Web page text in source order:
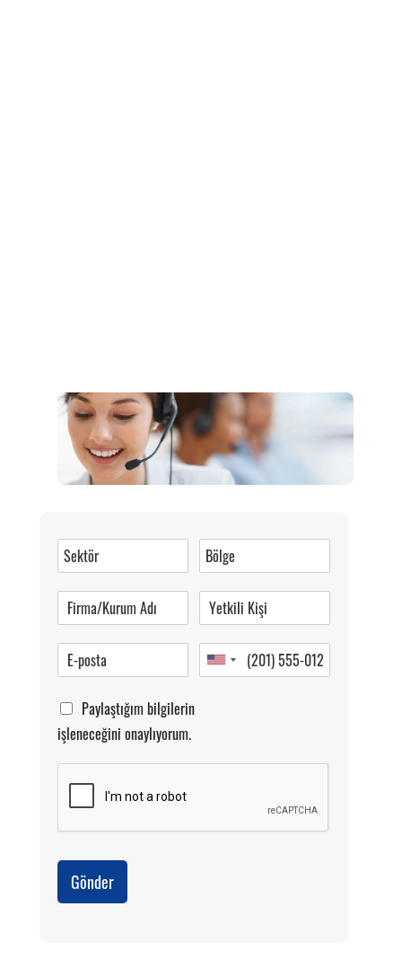
0 (216) 462 49 34
Pazartesi-Cumartesi 09.00-20.00
Paylaştığım bilgilerin
işleneceğini onaylıyorum.
Gönder